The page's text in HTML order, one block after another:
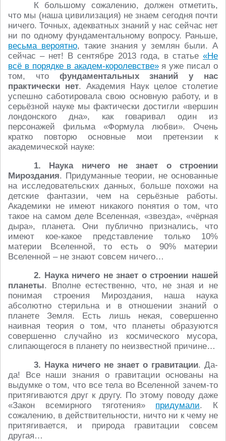
К большому сожалению, должен отметить,
что мы (наша цивилизация) не знаем сегодня почти
ничего. Точных, адекватных знаний у нас сейчас нет
ни по одному фундаментальному вопросу. Раньше,
весьма вероятно, такие знания у землян были. А
сейчас – нет! В сентябре 2013 года, в статье «Не
всё в порядке в академ-королевстве»я уже писал о
том, что фундаментальных знаний у нас
практически нет. Академия Наук целое столетие
успешно саботировала свою основную работу, и в
серьёзной науке мы фактически достигли «вершин
лондонского дна», как говаривал один из
персонажей фильма «Формула любви». Очень
кратко повторю основные мои претензии к
академической науке:
1. Наука ничего не знает
о строении
Мироздания. Придуманные теории, не основанные
на исследовательских данных, больше похожи на
детские фантазии, чем на серьёзные работы.
Академики не имеют никакого понятия о том, что
такое на самом деле Вселенная, «звезда», «чёрная
дыра», планета. Они публично признались, что
имеют кое-какое представление только 10%
материи Вселенной, то есть о 90% материи
Вселенной – не знают совсем ничего…
2. Наука ничего не знает о строении нашей
планеты. Вполне естественно, что, не зная и не
понимая строения Мироздания, наша наука
абсолютно стерильна и в отношении знаний о
планете Земля. Есть лишь некая, совершенно
наивная теория о том, что планеты образуются
совершенно случайно из космического мусора,
слипающегося в планету по неизвестной причине…
3. Наука ничего не знает о гравитации. Да-
да! Все наши знания о гравитации основаны на
выдумке о том, что все тела во Вселенной зачем-то
притягиваются друг к другу. По этому поводу даже
«Закон всемирного тяготения» придумали. К
сожалению, в действительности, ничто ни к чему не
притягивается, и природа гравитации совсем
другая…